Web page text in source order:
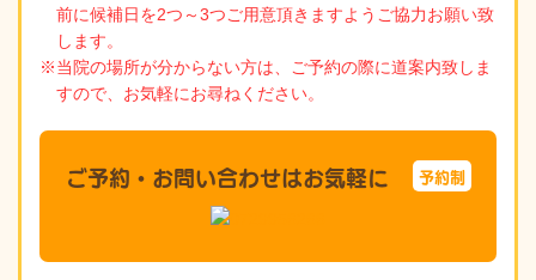
前に候補日を2つ～3つご用意頂きますようご協力お願い致
します。
※当院の場所が分からない方は、ご予約の際に道案内致しま
すので、お気軽にお尋ねください。
ご予約・お問い合わせはお気軽に 予約制